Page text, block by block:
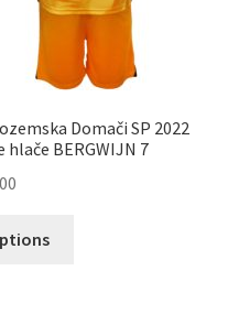
Domači SP 2022
BERGWIJN 7